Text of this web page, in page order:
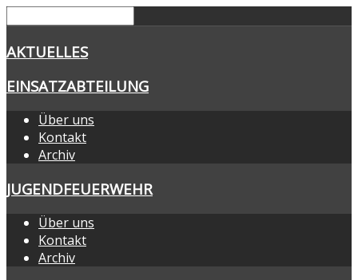
AKTUELLES
EINSATZABTEILUNG
Über uns
Kontakt
Archiv
JUGENDFEUERWEHR
Über uns
Kontakt
Archiv